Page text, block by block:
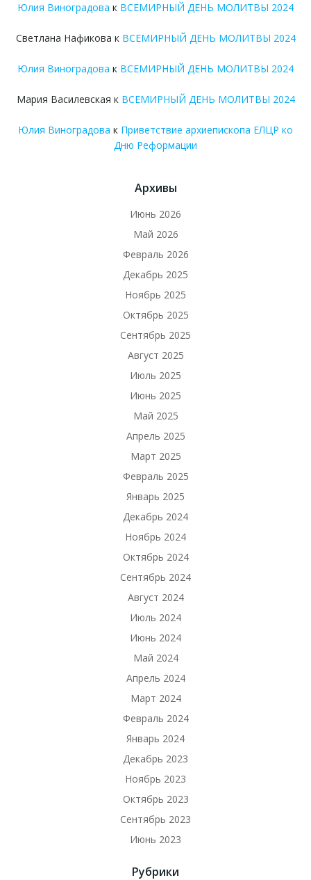
Юлия Виноградова к ВСЕМИРНЫЙ ДЕНЬ МОЛИТВЫ 2024
Светлана Нафикова к ВСЕМИРНЫЙ ДЕНЬ МОЛИТВЫ 2024
Юлия Виноградова к ВСЕМИРНЫЙ ДЕНЬ МОЛИТВЫ 2024
Мария Василевская к ВСЕМИРНЫЙ ДЕНЬ МОЛИТВЫ 2024
Юлия Виноградова к Приветствие архиепископа ЕЛЦР ко
Дню Реформации
Архивы
Июнь 2026
Май 2026
Февраль 2026
Декабрь 2025
Ноябрь 2025
Октябрь 2025
Сентябрь 2025
Август 2025
Июль 2025
Июнь 2025
Май 2025
Апрель 2025
Март 2025
Февраль 2025
Январь 2025
Декабрь 2024
Ноябрь 2024
Октябрь 2024
Сентябрь 2024
Август 2024
Июль 2024
Июнь 2024
Май 2024
Апрель 2024
Март 2024
Февраль 2024
Январь 2024
Декабрь 2023
Ноябрь 2023
Октябрь 2023
Сентябрь 2023
Июнь 2023
Рубрики